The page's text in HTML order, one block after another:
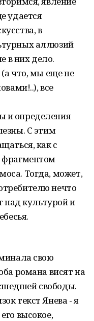
удается
в
аллюзий
в них дело.
(а что, мы еще не
все
и определения
С этим
как с
фрагментом
Тогда, может,
нечто
над культурой и
свою
романа висят на
свободы.
текст Янева - я
высокое,